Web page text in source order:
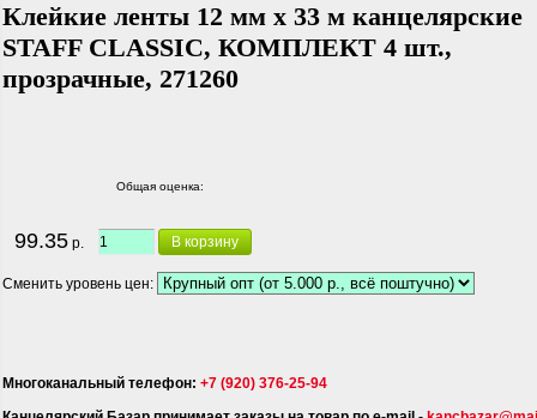
Клейкие ленты 12 мм х 33 м канцелярские
STAFF CLASSIC, КОМПЛЕКТ 4 шт.,
прозрачные, 271260
Общая оценка:
99.35 р. В корзину
Сменить уровень цен:
Многоканальный телефон: +7 (920) 376-25-94